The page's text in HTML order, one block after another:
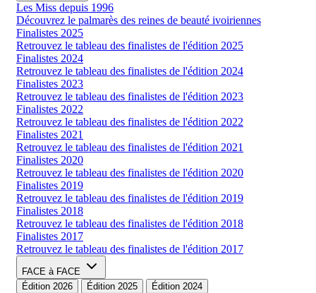
Les Miss depuis 1996
Découvrez le palmarès des reines de beauté ivoiriennes
Finalistes 2025
Retrouvez le tableau des finalistes de l'édition 2025
Finalistes 2024
Retrouvez le tableau des finalistes de l'édition 2024
Finalistes 2023
Retrouvez le tableau des finalistes de l'édition 2023
Finalistes 2022
Retrouvez le tableau des finalistes de l'édition 2022
Finalistes 2021
Retrouvez le tableau des finalistes de l'édition 2021
Finalistes 2020
Retrouvez le tableau des finalistes de l'édition 2020
Finalistes 2019
Retrouvez le tableau des finalistes de l'édition 2019
Finalistes 2018
Retrouvez le tableau des finalistes de l'édition 2018
Finalistes 2017
Retrouvez le tableau des finalistes de l'édition 2017
FACE à FACE
Édition 2026
Édition 2025 Édition 2024